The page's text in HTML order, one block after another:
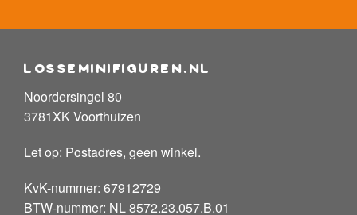
losseminifiguren.nl
Noordersingel 80
3781XK Voorthuizen
Let op: Postadres, geen winkel.
KvK-nummer: 67912729
BTW-nummer: NL 8572.23.057.B.01